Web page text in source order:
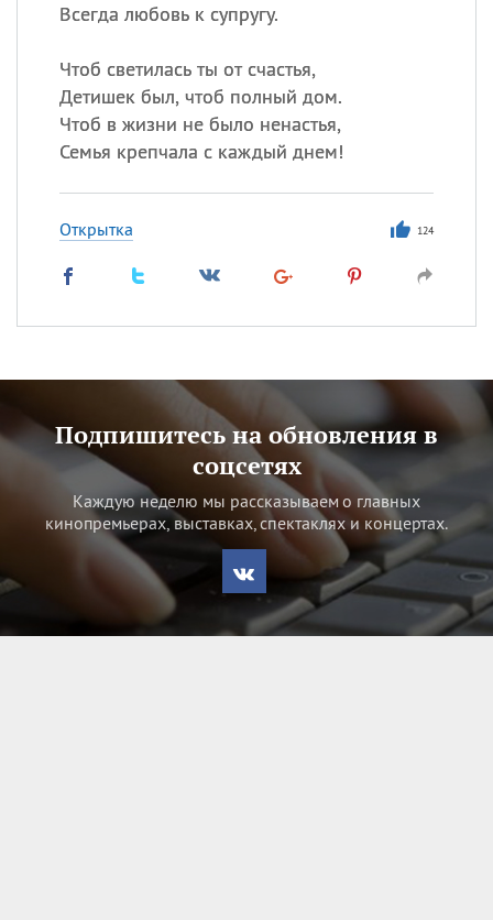
Всегда любовь к супругу.
Чтоб светилась ты от счастья,
Детишек был, чтоб полный дом.
Чтоб в жизни не было ненастья,
Семья крепчала с каждый днем!
Открытка 124
Подпишитесь на обновления в
соцсетях
Каждую неделю мы рассказываем о главных
кинопремьерах, выставках, спектаклях и концертах.